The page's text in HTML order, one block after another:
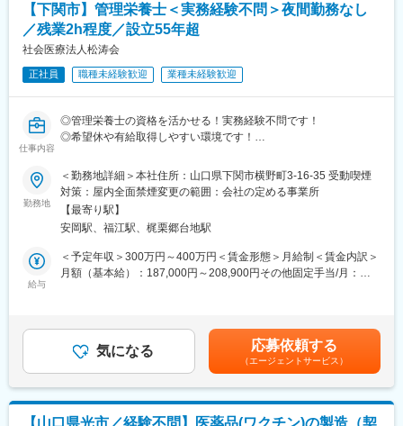
・スタッフの採用・指導・育成
・各種プロジェクトへの参加
※担当エリアは選考時の希望を考慮の上、決定します。
【入社直後の流れ】
す。
■入社～1カ月目
格取得。なお、資格取得のための費用は当社負担となります。
■1～3か月目
・OJTを受けながら日勤・夜勤両方の介護現場での業務をお任せ
します。
※研修終了後は現場業務は無くなるため日勤のみ
■3～6か月目
・マネージャー業務を学んでいただきます。ピープルマネジメン
■本配属後
・各事業所の課題や目的に合わせてマネジメント業務に専念頂き
【キャリアパス（例）】
【下関市】管理栄養士＜実務経験不問＞夜間勤務なし
／残業2h程度／設立55年超
社会医療法人松涛会
正社員 職種未経験歓迎 業種未経験歓迎
仕事内容
◎管理栄養士の資格を活かせる！実務経験不問です！
◎希望休や有給取得しやすい環境です！
■業務内容：
【病棟での栄養管理】
・栄養評価（採血データ・身体計測・食事摂取量の確認）
・栄養ケア計画（栄養管理計画書）の作成
・個別栄養管理（エネルギー量、たんぱく質、塩分、嚥下状態な
どの調整）
・医師・看護師・薬剤師とのカンファレンス参加
・退院前の栄養指導
・外来栄養指導（生活改善のサポート）
・高度な栄養管理のサポート
勤務地
＜勤務地詳細＞本社住所：山口県下関市横野町3-16-35 受動喫煙
対策：屋内全面禁煙変更の範囲：会社の定める事業所
【最寄り駅】
安岡駅、福江駅、梶栗郷台地駅
給与
＜予定年収＞300万円～400万円＜賃金形態＞月給制＜賃金内訳＞
月額（基本給）：187,000円～208,900円その他固定手当/月：
績）■賞与：年2回（計4ヶ月分※過去実績）■上記「その他固定手
当/月」内訳：職務手当11,220円～12,534円+資格手当10,000円～
10,000円+処遇改善手当6,000円～6,000円賃金はあくまでも目安
の金額であり、選考を通じて上下する可能性があります。月給(月
額)は固定手当を含めた表記です。
気になる 応募依頼する
（エージェントサービス）
【山口県光市／経験不問】医薬品(ワクチン)の製造（契